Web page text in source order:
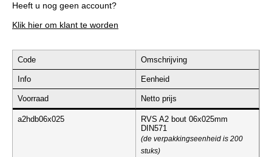
Heeft u nog geen account?
Klik hier om klant te worden
Code Omschrijving
Info Eenheid
Voorraad Netto prijs
a2hdb06x025
RVS A2 bout 06x025mm
DIN571
(de verpakkingseenheid is 200
stuks)